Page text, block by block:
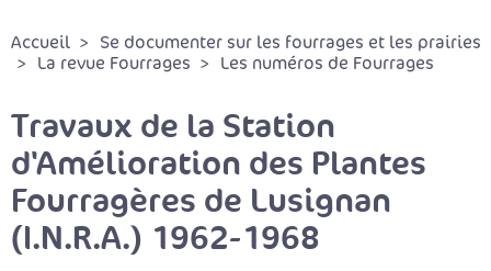
Accueil
Se documenter sur les fourrages et les prairies
La revue Fourrages
Les numéros de Fourrages
Travaux de la Station
d'Amélioration des Plantes
Fourragères de Lusignan
(I.N.R.A.) 1962-1968